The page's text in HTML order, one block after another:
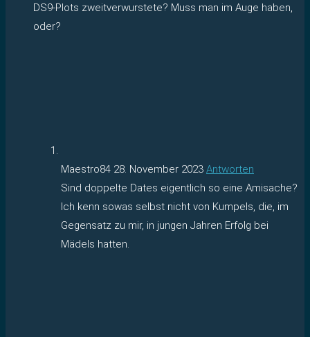
DS9-Plots zweitverwurstete? Muss man im Auge haben,
oder?
Maestro84 28. November 2023 Antworten
Sind doppelte Dates eigentlich so eine Amisache?
Ich kenn sowas selbst nicht von Kumpels, die, im
Gegensatz zu mir, in jungen Jahren Erfolg bei
Mädels hatten.